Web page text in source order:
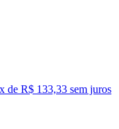
x de R$ 133,33 sem juros